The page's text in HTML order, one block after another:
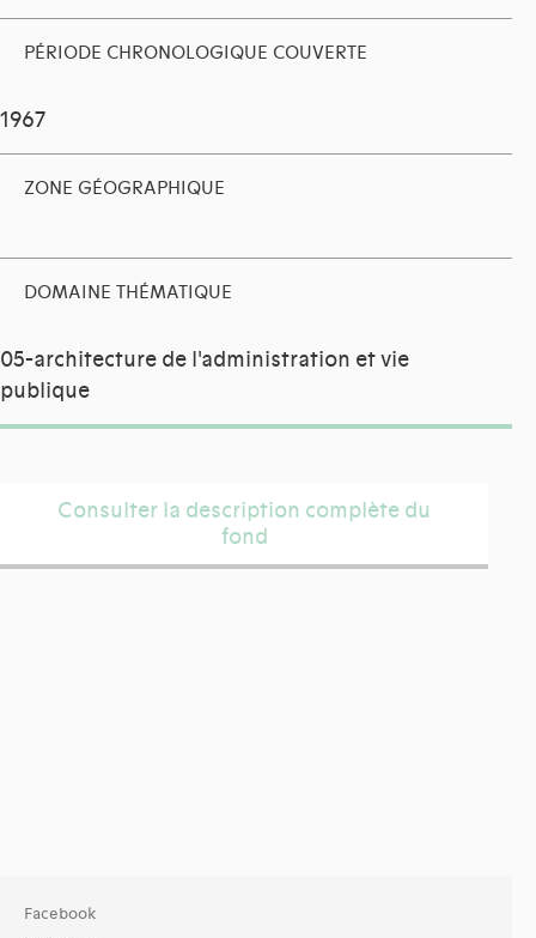
PÉRIODE CHRONOLOGIQUE COUVERTE
1967
ZONE GÉOGRAPHIQUE
DOMAINE THÉMATIQUE
05-architecture de l'administration et vie
publique
Consulter la description complète du
fond
Facebook